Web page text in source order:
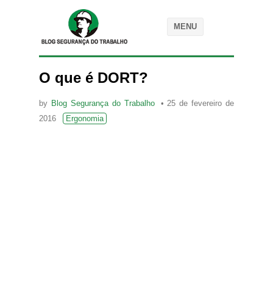
MENU
O que é DORT?
by Blog Segurança do Trabalho
25 de fevereiro de
2016
Ergonomia